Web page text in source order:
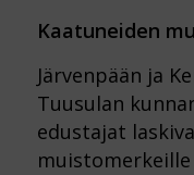
Kaatuneiden
Järvenpään ja
Tuusulan
edustajat